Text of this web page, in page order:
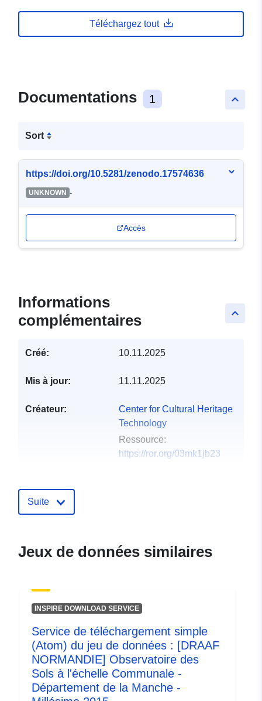
Téléchargez tout
keyboard_arrow_up
Documentations 1
Sort
https://doi.org/10.5281/zenodo.17574636
UNKNOWN -
Accès
keyboard_arrow_up
Informations
complémentaires
Créé: 10.11.2025
Mis à jour: 11.11.2025
Créateur:
Center for Cultural Heritage
Technology
Ressource:
https://ror.org/03mk1jb23
Compte rendu du
Mise à jour sur data.europa.eu:
30 July 2026
Identificateurs:
identificateurs:
uriRef:
http://data.europa.eu/88u/dataset/
zenodo-org-17574636
Suite
Jeux de données similaires
INSPIRE DOWNLOAD SERVICE
Service de téléchargement simple
(Atom) du jeu de données : [DRAAF
NORMANDIE] Observatoire des
Sols à l'échelle Communale -
Département de la Manche -